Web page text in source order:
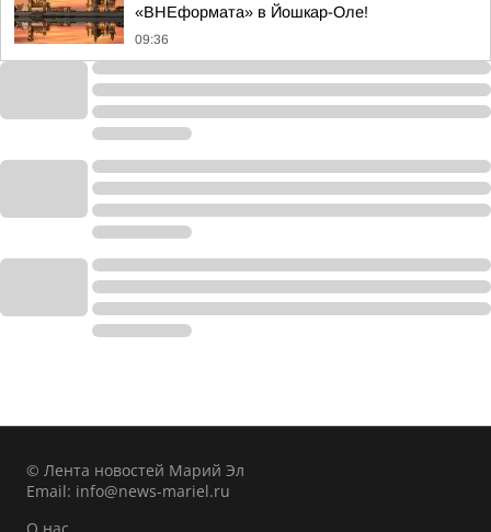
«ВНЕформата» в Йошкар-Оле!
09:36
© Лента новостей Марий Эл
Email: info@news-mariel.ru